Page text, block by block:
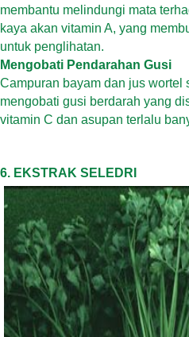
membantu melindungi mata
kaya akan vitamin A, yang
untuk penglihatan.
Mengobati Pendarahan Gusi
Campuran bayam dan jus wortel
mengobati gusi berdarah yang
vitamin C dan asupan terlalu
6. EKSTRAK SELEDRI